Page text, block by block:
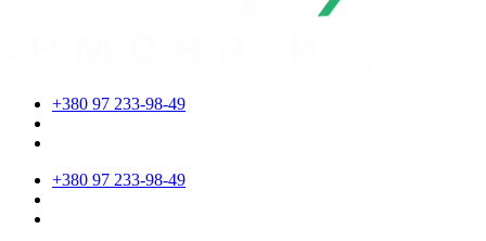
+380 97 233-98-49
+380 97 233-98-49